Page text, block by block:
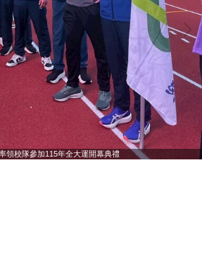
領校隊參加115年全大運開幕典禮